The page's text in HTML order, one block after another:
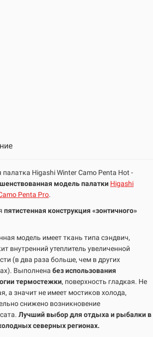
палатка HigashiWinter Camo Penta Hot -
модельпалатки Higashi
Penta Pro.
пятистенная конструкция «зонтичного»
модель имеет ткань типа сэндвич,
внутренний утеплитель увеличенной
(в два раза больше, чем в других
Выполнена без использования
термостежки, поверхность гладкая. Не
а значит не имеет мостиков холода,
снижено возникновение
Лучший выбор для отдыха и рыбалки в
северных регионах.